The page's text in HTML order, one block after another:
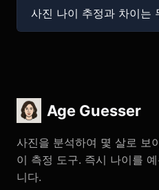
사진 나이 추정과 차이는
Age Guesser
사진을 분석하여 몇 살로 보
이 측정 도구. 즉시 나이를
니다.